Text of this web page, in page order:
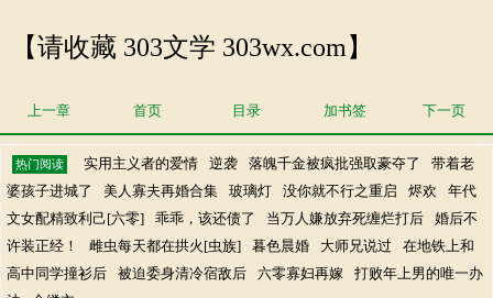
【请收藏 303文学 303wx.com】
上一章 首页 目录 加书签 下一页
热门阅读 实用主义者的爱情 逆袭 落魄千金被疯批强取豪夺了
带着老
婆孩子进城了
美人寡夫再婚合集 玻璃灯 没你就不行之重启 烬欢
年代
文女配精致利己[六零]
乖乖，该还债了 当万人嫌放弃死缠烂打后
婚后不
许装正经！
雌虫每天都在拱火[虫族] 暮色晨婚 大师兄说过
在地铁上和
高中同学撞衫后
被迫委身清冷宿敌后 六零寡妇再嫁
打败年上男的唯一办